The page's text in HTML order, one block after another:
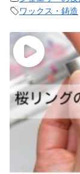
ワックス・鋳造